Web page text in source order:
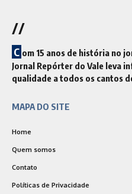
//
C om 15 anos de história no
Jornal Repórter do Vale leva
qualidade a todos os cantos
MAPA DO SITE
Home
Quem somos
Contato
Políticas de Privacidade